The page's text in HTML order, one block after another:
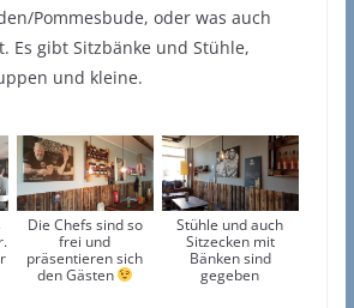
Pommesbude, oder was auch
Es gibt Sitzbänke und Stühle,
und kleine.
Die Chefs sind so
frei und
präsentieren sich
den Gästen
Stühle und auch
Sitzecken mit
Bänken sind
gegeben